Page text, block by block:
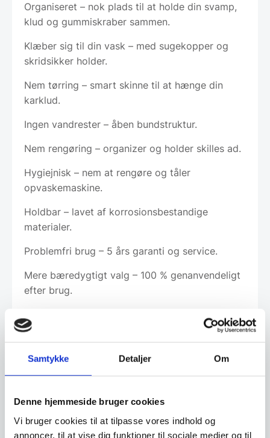
Samtykke Detaljer Om
Denne hjemmeside bruger cookies
Vi bruger cookies til at tilpasse vores indhold og
annoncer, til at vise dig funktioner til sociale medier og til
Organiseret – nok plads til at holde din svamp,
klud og gummiskraber sammen.
Klæber sig til din vask – med sugekopper og
skridsikker holder.
Nem tørring – smart skinne til at hænge din
karklud.
Ingen vandrester – åben bundstruktur.
Nem rengøring – organizer og holder skilles ad.
Hygiejnisk – nem at rengøre og tåler
opvaskemaskine.
Holdbar – lavet af korrosionsbestandige
materialer.
Problemfri brug – 5 års garanti og service.
Mere bæredygtigt valg – 100 % genanvendeligt
efter brug.
Leveringsmetode